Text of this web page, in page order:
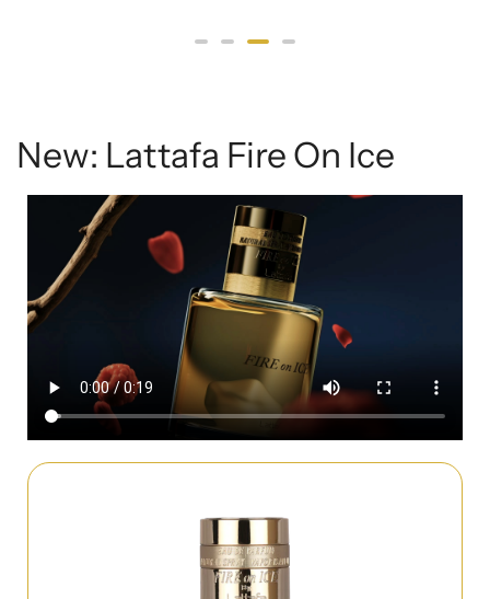
New: Lattafa Fire On Ice